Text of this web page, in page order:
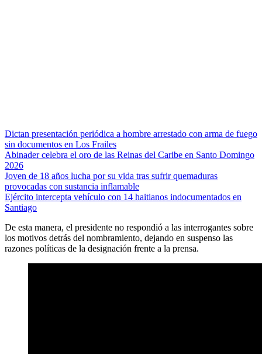
Dictan presentación periódica a hombre arrestado con arma de fuego
sin documentos en Los Frailes
Abinader celebra el oro de las Reinas del Caribe en Santo Domingo
2026
Joven de 18 años lucha por su vida tras sufrir quemaduras
provocadas con sustancia inflamable
Ejército intercepta vehículo con 14 haitianos indocumentados en
Santiago
De esta manera, el presidente no respondió a las interrogantes sobre
los motivos detrás del nombramiento, dejando en suspenso las
razones políticas de la designación frente a la prensa.